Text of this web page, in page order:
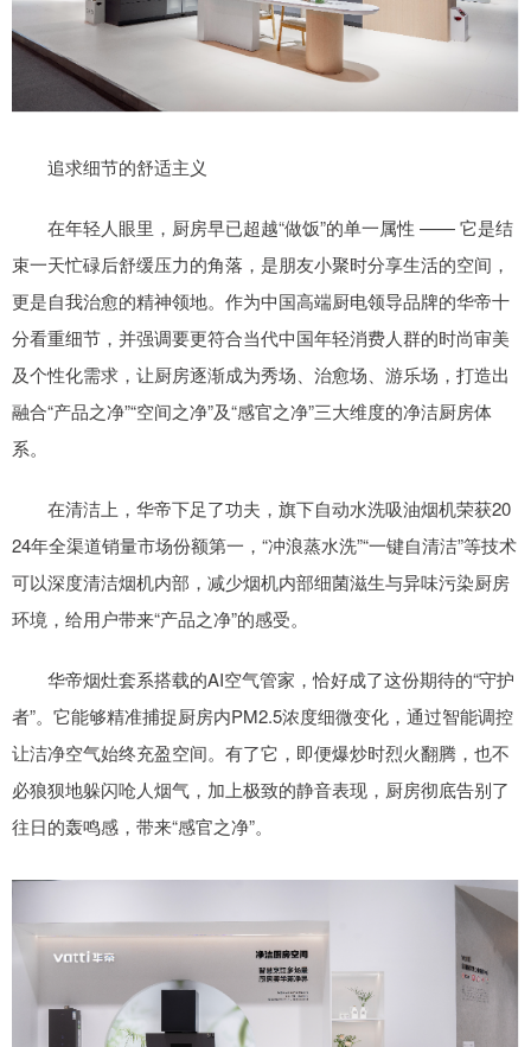
追求细节的舒适主义
在年轻人眼里，厨房早已超越“做饭”的单一属性 —— 它是结
束一天忙碌后舒缓压力的角落，是朋友小聚时分享生活的空间，
更是自我治愈的精神领地。作为中国高端厨电领导品牌的华帝十
分看重细节，并强调要更符合当代中国年轻消费人群的时尚审美
及个性化需求，让厨房逐渐成为秀场、治愈场、游乐场，打造出
融合“产品之净”“空间之净”及“感官之净”三大维度的净洁厨房体
系。
在清洁上，华帝下足了功夫，旗下自动水洗吸油烟机荣获20
24年全渠道销量市场份额第一，“冲浪蒸水洗”“一键自清洁”等技术
可以深度清洁烟机内部，减少烟机内部细菌滋生与异味污染厨房
环境，给用户带来“产品之净”的感受。
华帝烟灶套系搭载的AI空气管家，恰好成了这份期待的“守护
者”。它能够精准捕捉厨房内PM2.5浓度细微变化，通过智能调控
让洁净空气始终充盈空间。有了它，即便爆炒时烈火翻腾，也不
必狼狈地躲闪呛人烟气，加上极致的静音表现，厨房彻底告别了
往日的轰鸣感，带来“感官之净”。